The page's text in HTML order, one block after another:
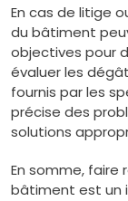
En cas de litige
du bâtiment
objectives pour
évaluer les
fournis par les
précise des
solutions
En somme, faire
bâtiment est un